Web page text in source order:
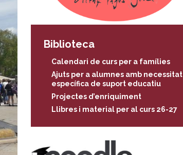
Biblioteca
Calendari de curs per a famílies
Ajuts per a alumnes amb necessitat
específica de suport educatiu
Projectes d’enriquiment
Llibres i material per al curs 26-27